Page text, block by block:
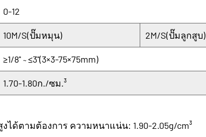
0-12
10M/S(ปั๊มหมุน) 2M/S(ปั๊มลูกสูบ)
≥1/8'' ~≤3''(3×3-75×75mm)
1.70-1.80ก./ซม.³
ด้ตามต้องการ ความหนาแน่น: 1.90-2.05g/cm³